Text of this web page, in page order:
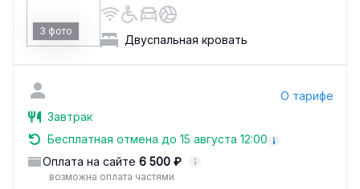
3 фото
Двуспальная кровать
О тарифе
Завтрак
Бесплатная отмена до 15 августа 12:00
Оплата на сайте 6 500 ₽
возможна оплата частями